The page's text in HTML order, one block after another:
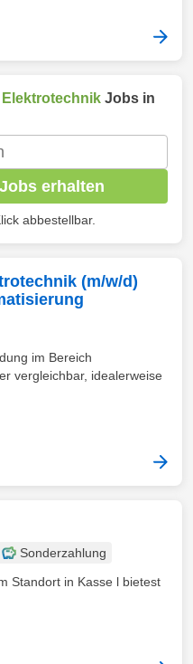
Elektrotechnik Jobs in
erhalten
abbestellbar.
(m/w/d)
im Bereich
vergleichbar, idealerweise
Sonderzahlung
Standort in Kasse l bietest